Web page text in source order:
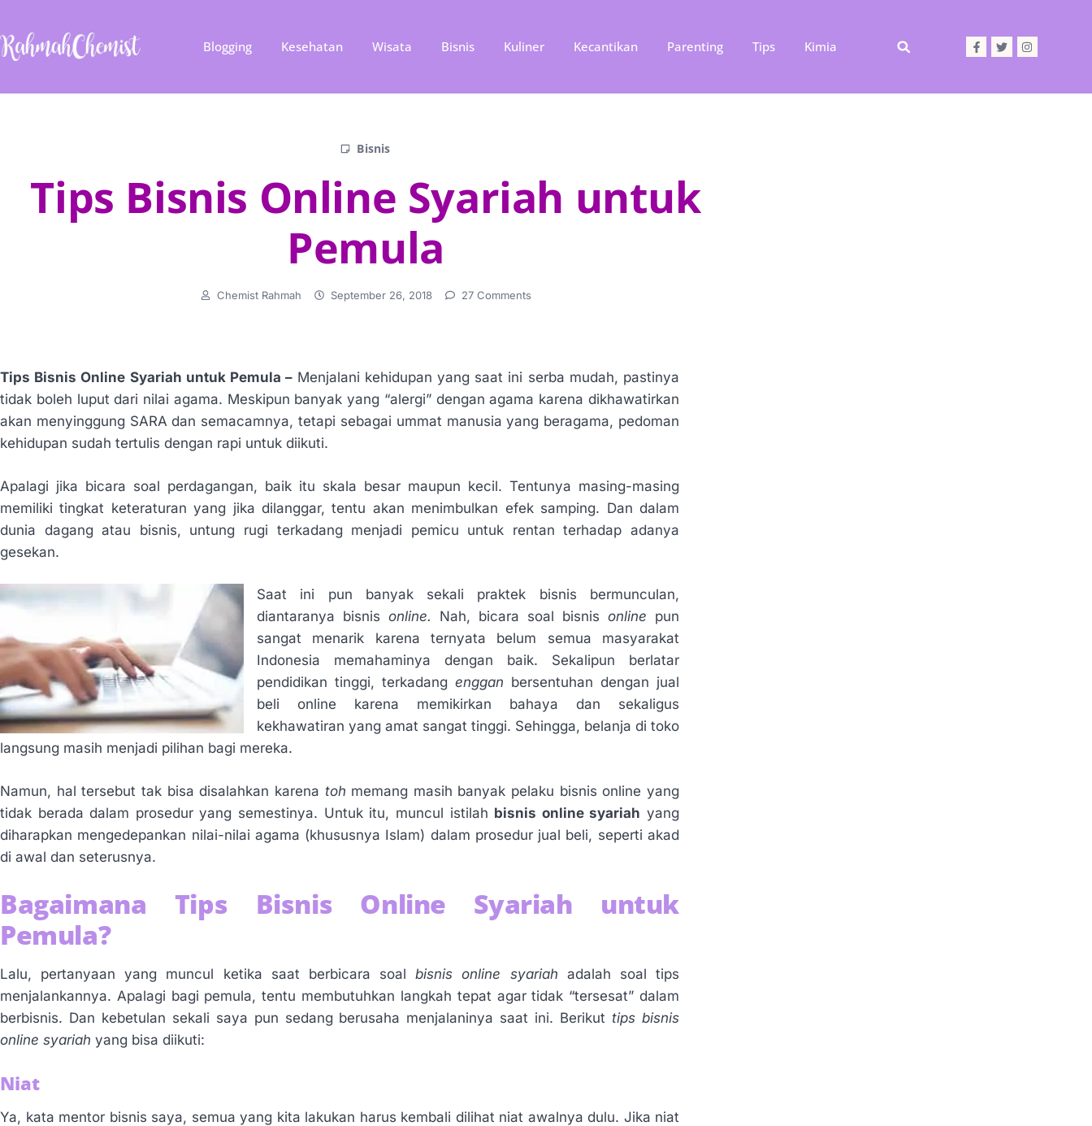
Blogging Kesehatan Wisata Bisnis Kuliner Kecantikan Parenting Tips Kimia
Bisnis
Tips Bisnis Online Syariah untuk
Pemula
Chemist Rahmah September 26, 2018 27 Comments
Tips Bisnis Online Syariah untuk Pemula – Menjalani kehidupan yang saat ini serba mudah, pastinya
tidak boleh luput dari nilai agama. Meskipun banyak yang “alergi” dengan agama karena dikhawatirkan
akan menyinggung SARA dan semacamnya, tetapi sebagai ummat manusia yang beragama, pedoman
kehidupan sudah tertulis dengan rapi untuk diikuti.
Apalagi jika bicara soal perdagangan, baik itu skala besar maupun kecil. Tentunya masing-masing
memiliki tingkat keteraturan yang jika dilanggar, tentu akan menimbulkan efek samping. Dan dalam
dunia dagang atau bisnis, untung rugi terkadang menjadi pemicu untuk rentan terhadap adanya
gesekan.
Saat ini pun banyak sekali praktek bisnis bermunculan,
diantaranya bisnis online. Nah, bicara soal bisnis online pun
sangat menarik karena ternyata belum semua masyarakat
Indonesia memahaminya dengan baik. Sekalipun berlatar
pendidikan tinggi, terkadang enggan bersentuhan dengan jual
beli online karena memikirkan bahaya dan sekaligus
kekhawatiran yang amat sangat tinggi. Sehingga, belanja di toko
langsung masih menjadi pilihan bagi mereka.
Namun, hal tersebut tak bisa disalahkan karena toh memang masih banyak pelaku bisnis online yang
tidak berada dalam prosedur yang semestinya. Untuk itu, muncul istilah bisnis online syariah yang
diharapkan mengedepankan nilai-nilai agama (khususnya Islam) dalam prosedur jual beli, seperti akad
di awal dan seterusnya.
Bagaimana Tips Bisnis Online Syariah untuk
Pemula?
Lalu, pertanyaan yang muncul ketika saat berbicara soalbisnis online syariah adalah soal tips
menjalankannya. Apalagi bagi pemula, tentu membutuhkan langkah tepat agar tidak “tersesat” dalam
berbisnis. Dan kebetulan sekali saya pun sedang berusaha menjalaninya saat ini. Berikuttips bisnis
online syariah yang bisa diikuti:
Niat
Ya, kata mentor bisnis saya, semua yang kita lakukan harus kembali dilihat niat awalnya dulu. Jika niat